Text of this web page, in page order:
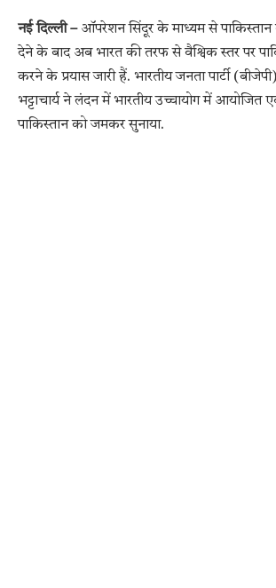
नई दिल्ली – ऑपरेशन सिंदूर के माध्यम से
देने के बाद अब भारत की तरफ से वैश्विक स्तर पर
करने के प्रयास जारी हैं. भारतीय जनता पार्टी
भट्टाचार्य ने लंदन में भारतीय उच्चायोग में आयोजित
पाकिस्तान को जमकर सुनाया.